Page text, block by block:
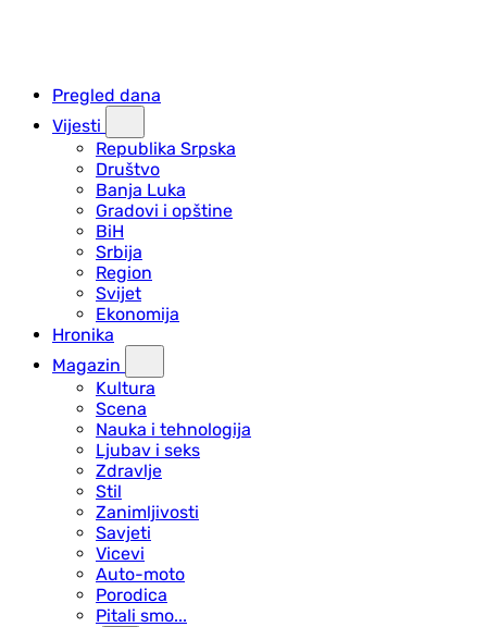
Pregled dana
Vijesti
Republika Srpska
Društvo
Banja Luka
Gradovi i opštine
BiH
Srbija
Region
Svijet
Ekonomija
Hronika
Magazin
Kultura
Scena
Nauka i tehnologija
Ljubav i seks
Zdravlje
Stil
Zanimljivosti
Savjeti
Vicevi
Auto-moto
Porodica
Pitali smo...